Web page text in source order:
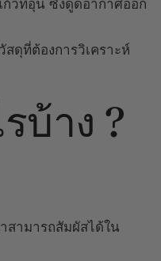
วที่อุ่น ซึ่งดูดอากาศออก
ดุที่ต้องการวิเคราะห์
บ้าง ?
สามารถสัมผัสได้ใน